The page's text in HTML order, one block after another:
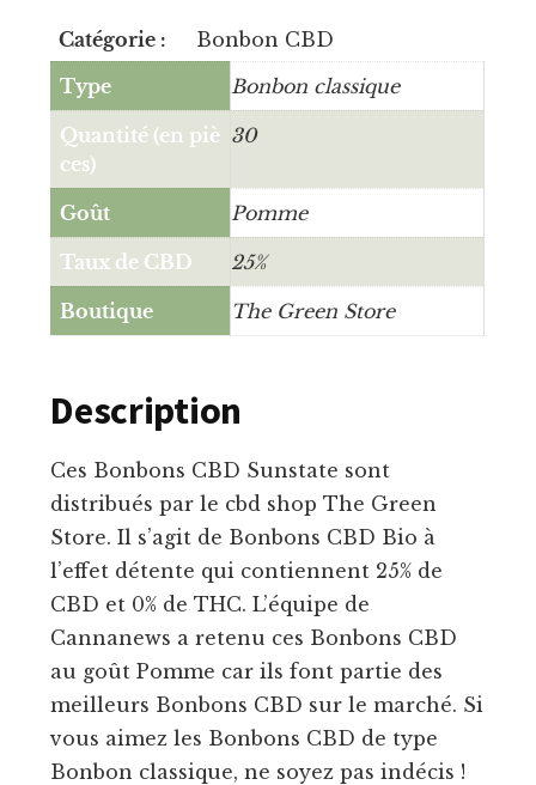
Catégorie :
Bonbon CBD
Type
Bonbon classique
Quantité (en piè
ces)
30
Goût Pomme
Taux de CBD 25%
Boutique The Green Store
Description
Ces Bonbons CBD Sunstate sont
distribués par le cbd shop The Green
Store. Il s’agit de Bonbons CBD Bio à
l’effet détente qui contiennent 25% de
CBD et 0% de THC. L’équipe de
Cannanews a retenu ces Bonbons CBD
au goût Pomme car ils font partie des
meilleurs Bonbons CBD sur le marché. Si
vous aimez les Bonbons CBD de type
Bonbon classique, ne soyez pas indécis !